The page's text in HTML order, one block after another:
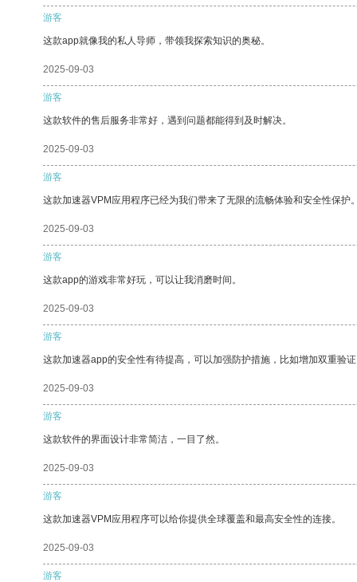
游客
这款app就像我的私人导师，带领我探索知识的奥秘。
2025-09-03
游客
这款软件的售后服务非常好，遇到问题都能得到及时解决。
2025-09-03
游客
这款加速器VPM应用程序已经为我们带来了无限的流畅体验和安全性保护
2025-09-03
游客
这款app的游戏非常好玩，可以让我消磨时间。
2025-09-03
游客
这款加速器app的安全性有待提高，可以加强防护措施，比如增加双重验
2025-09-03
游客
这款软件的界面设计非常简洁，一目了然。
2025-09-03
游客
这款加速器VPM应用程序可以给你提供全球覆盖和最高安全性的连接。
2025-09-03
游客